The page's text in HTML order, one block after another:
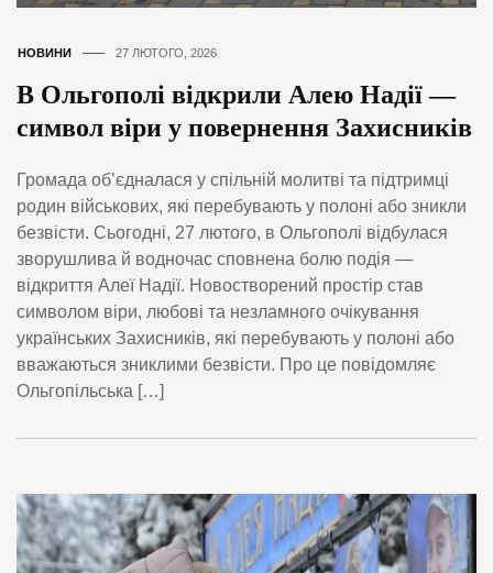
НОВИНИ 27 ЛЮТОГО, 2026
В Ольгополі відкрили Алею Надії —
символ віри у повернення Захисників
Громада об’єдналася у спільній молитві та підтримці
родин військових, які перебувають у полоні або зникли
безвісти. Сьогодні, 27 лютого, в Ольгополі відбулася
зворушлива й водночас сповнена болю подія —
відкриття Алеї Надії. Новостворений простір став
символом віри, любові та незламного очікування
українських Захисників, які перебувають у полоні або
вважаються зниклими безвісти. Про це повідомляє
Ольгопільська […]